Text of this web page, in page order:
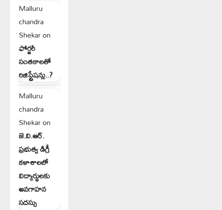
Malluru
chandra
Shekaron
ఫోర్జరీ
సంతకాలతో
రిజిస్ట్రేషన్లు..?
Malluru
chandra
Shekaron
జె.వి.ఆర్.
ప్రభుత్వ డిగ్రీ
కళాశాలలో
విద్యార్థులకు
అవగాహన
సదస్సు